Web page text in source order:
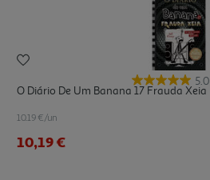
5.0
O Diário De Um Banana 17 Frauda Xeia
10.19 €/un
10,19 €